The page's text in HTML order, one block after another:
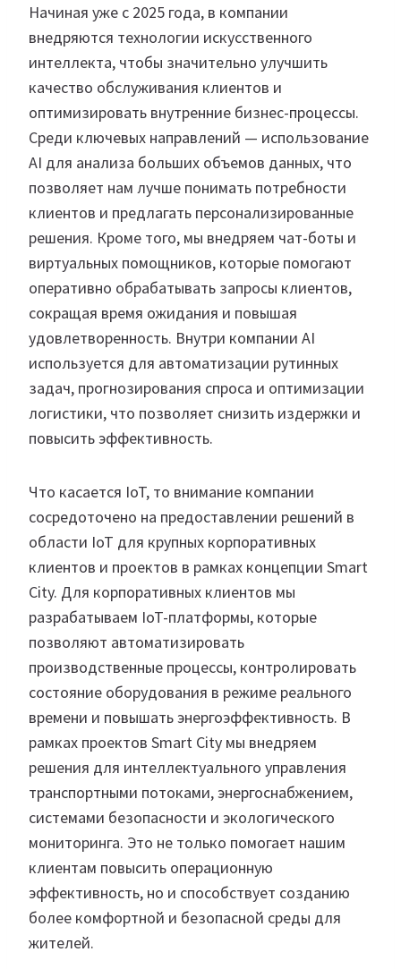
Начиная уже с 2025 года, в компании
внедряются технологии искусственного
интеллекта, чтобы значительно улучшить
качество обслуживания клиентов и
оптимизировать внутренние бизнес-процессы.
Среди ключевых направлений — использование
AI для анализа больших объемов данных, что
позволяет нам лучше понимать потребности
клиентов и предлагать персонализированные
решения. Кроме того, мы внедряем чат-боты и
виртуальных помощников, которые помогают
оперативно обрабатывать запросы клиентов,
сокращая время ожидания и повышая
удовлетворенность. Внутри компании AI
используется для автоматизации рутинных
задач, прогнозирования спроса и оптимизации
логистики, что позволяет снизить издержки и
повысить эффективность.
Что касается IoT, то внимание компании
сосредоточено на предоставлении решений в
области IoT для крупных корпоративных
клиентов и проектов в рамках концепции Smart
City. Для корпоративных клиентов мы
разрабатываем IoT-платформы, которые
позволяют автоматизировать
производственные процессы, контролировать
состояние оборудования в режиме реального
времени и повышать энергоэффективность. В
рамках проектов Smart City мы внедряем
решения для интеллектуального управления
транспортными потоками, энергоснабжением,
системами безопасности и экологического
мониторинга. Это не только помогает нашим
клиентам повысить операционную
эффективность, но и способствует созданию
более комфортной и безопасной среды для
жителей.